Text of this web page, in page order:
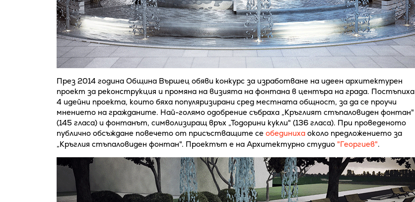
През 2014 година Община Вършец обяви конкурс за изработване на идеен архитектурен
проект за реконструкция и промяна на визията на фонтана в центъра на града. Постъпиха
4 идейни проекта, които бяха популяризирани сред местната общност, за да се проучи
мнението на гражданите. Най-голямо одобрение събраха „Кръглият стъпаловиден фонтан"
(145 гласа) и фонтанът, символизиращ връх „Тодорини кукли" (136 гласа). При проведеното
публично обсъждане повечето от присъстващите се обединихаоколо предложението за
„Кръглия стъпаловиден фонтан". Проектът е на Архитектурно студио "Георгиев".